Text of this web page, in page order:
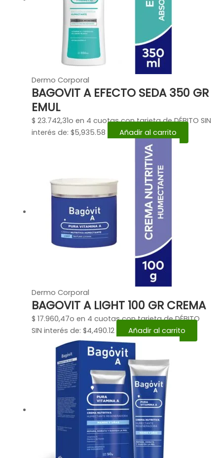
Dermo Corporal
BAGOVIT A EFECTO SEDA 350 GR
EMUL
$ 23.742,31o en 4 cuotas con tarjeta de DÉBITO SIN
interés de: $5,935.58
Añadir al carrito
Dermo Corporal
BAGOVIT A LIGHT 100 GR CREMA
$ 17.960,47o en 4 cuotas con tarjeta de DÉBITO
SIN interés de: $4,490.12
Añadir al carrito